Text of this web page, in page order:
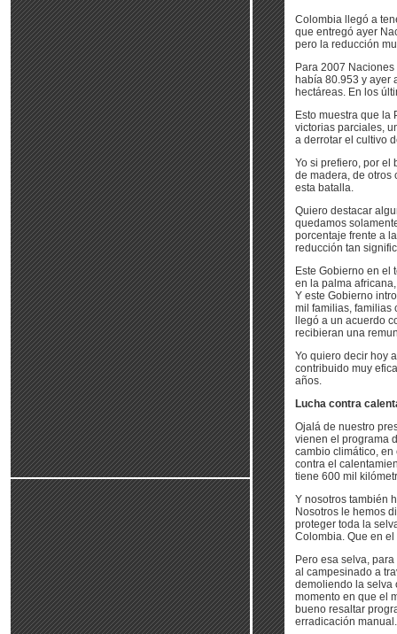
Colombia llegó a
que entregó ayer
pero la reducción
Para 2007
había 80.953 y ayer
hectáreas. En los
Esto muestra que la
victorias parciales,
a derrotar el cultivo
Yo si prefiero, por el
de madera, de otros
esta batalla.
Quiero destacar
quedamos
porcentaje frente a
reducción tan
Este Gobierno en el
en la palma
Y este Gobierno
mil familias, familias
llegó a un acuerdo
recibieran una
Yo quiero decir hoy
contribuido muy
años.
Lucha contra
Ojalá de nuestro
vienen el programa
cambio climático,
contra el
tiene 600 mil
Y nosotros también
Nosotros le hemos
proteger toda la
Colombia. Que en
Pero esa selva,
al campesinado a
demoliendo la selva
momento en que el
bueno resaltar
erradicación manual.